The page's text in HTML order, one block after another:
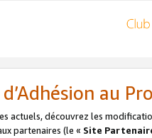
au
actuels, découvrez les
partenaires (le « Site